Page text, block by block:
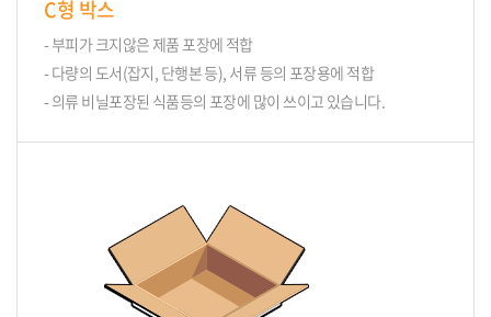
C형 박스
- 부피가 크지않은 제품 포장에 적합
- 다량의 도서(잡지, 단행본 등), 서류 등의 포장용에 적합
- 의류 비닐포장된 식품등의 포장에 많이 쓰이고 있습니다.